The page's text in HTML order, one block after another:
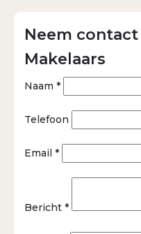
Neem
Makelaars
Naam *
Telefoon
Email *
Bericht *